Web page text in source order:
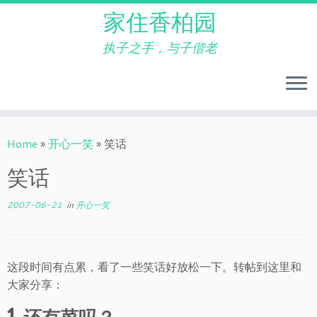
to
家住香柏园
执子之手，与子偕老
Home »开心一笑»笑话
笑话
2007-06-21 in 开心一笑
这段时间有点累，看了一些笑话好放松一下。转帖到这里和
大家分享：